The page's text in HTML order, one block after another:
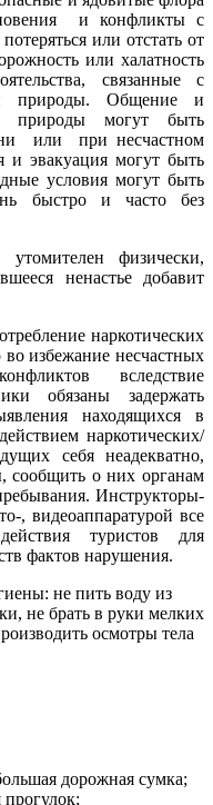
и конфликты с
или отстать от
или халатность
связанные с
природы. Общение и
природы могут быть
или при несчастном
и эвакуация могут быть
условия могут быть
быстро и часто без
физически,
ненастье добавит
наркотических
избежание несчастных
вследствие
обязаны задержать
находящихся в
наркотических/
себя неадекватно,
сообщить о них органам
Инструкторы-
, видеоаппаратурой все
туристов для
фактов нарушения.
не пить воду из
не брать в руки мелких
осмотры тела
дорожная сумка;